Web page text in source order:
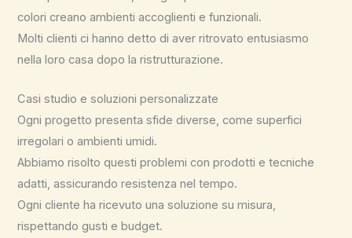
colori creano ambienti accoglienti e funzionali.
Molti clienti ci hanno detto di aver ritrovato entusiasmo
nella loro casa dopo la ristrutturazione.
Casi studio e soluzioni personalizzate
Ogni progetto presenta sfide diverse, come superfici
irregolari o ambienti umidi.
Abbiamo risolto questi problemi con prodotti e tecniche
adatti, assicurando resistenza nel tempo.
Ogni cliente ha ricevuto una soluzione su misura,
rispettando gusti e budget.